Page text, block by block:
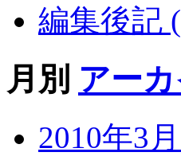
編集後記
月別 アー
2010年3